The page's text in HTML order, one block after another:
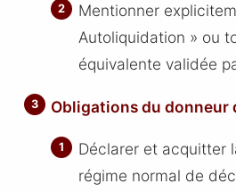
Mentionner
Autoliquidation » ou
équivalente validée
Obligations du donneur
Déclarer et acquitter
régime normal de